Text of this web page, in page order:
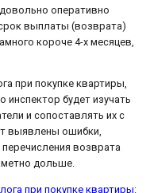
оперативно
выплаты (возврата)
короче 4-х месяцев,
при покупке квартиры,
инспектор будет изучать
и сопоставлять их с
выявлены ошибки,
возврата
дольше.
при покупке квартиры: